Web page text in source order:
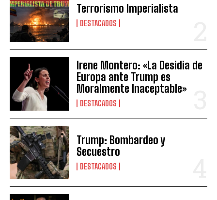
Terrorismo Imperialista
DESTACADOS
Irene Montero: «La Desidia de
Europa ante Trump es
Moralmente Inaceptable»
DESTACADOS
Trump: Bombardeo y
Secuestro
DESTACADOS